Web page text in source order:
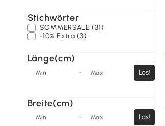
Stichwörter
SOMMERSALE (31)
-10% Extra (3)
Länge(cm)
Min - Max Los!
Breite(cm)
Min - Max Los!